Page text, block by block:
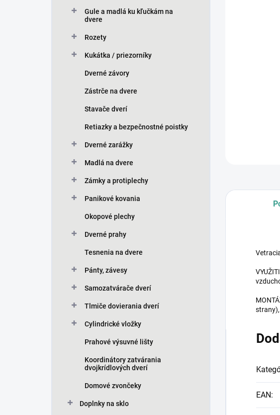
Gule a madlá ku kľučkám na
dvere
Rozety
Kukátka / priezorníky
Dverné závory
Zástrče na dvere
Stavače dverí
Retiazky a bezpečnostné poistky
Dverné zarážky
Madlá na dvere
Zámky a protiplechy
Panikové kovania
Okopové plechy
Dverné prahy
Tesnenia na dvere
Pánty, závesy
Samozatvárače dverí
Tlmiče dovierania dverí
Cylindrické vložky
Prahové výsuvné lišty
Koordinátory zatvárania
dvojkrídlových dverí
Domové zvončeky
Doplnky na sklo
EAN: